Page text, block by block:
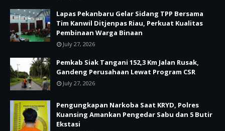
Lapas Pekanbaru Gelar Sidang TPP Bersama
Tim Kanwil Ditjenpas Riau, Perkuat Kualitas
Pembinaan Warga Binaan
July 27, 2026
Pemkab Siak Tangani 152,3 Km Jalan Rusak,
Gandeng Perusahaan Lewat Program CSR
July 27, 2026
Pengungkapan Narkoba Saat KRYD, Polres
Kuansing Amankan Pengedar Sabu dan 5 Butir
Ekstasi